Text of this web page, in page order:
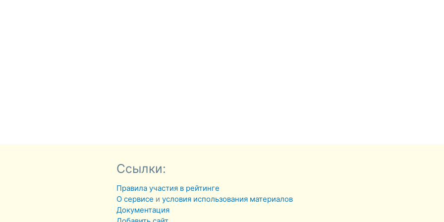
Ссылки:
Правила участия в рейтинге
О сервисе иусловия использования материалов
Документация